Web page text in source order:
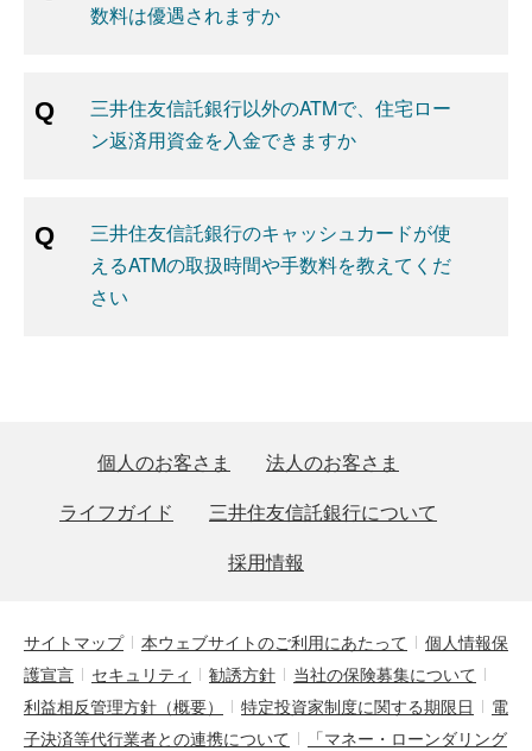
数料は優遇されますか
三井住友信託銀行以外のATMで、住宅ロー
ン返済用資金を入金できますか
三井住友信託銀行のキャッシュカードが使
えるATMの取扱時間や手数料を教えてくだ
さい
個人のお客さま
法人のお客さま
ライフガイド
三井住友信託銀行について
採用情報
サイトマップ 本ウェブサイトのご利用にあたって
個人情報保
護宣言
セキュリティ 勧誘方針
当社の保険募集について
利益相反管理方針（概要）
特定投資家制度に関する期限日
電
子決済等代行業者との連携について
「マネー・ローンダリング